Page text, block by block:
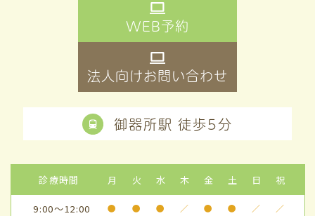
WEB予約
法人向けお問い合わせ
御器所駅 徒歩5分
診療時間 月 火 水 木 金 土 日 祝
9:00～12:00 ● ● ● ／ ● ● ／ ／